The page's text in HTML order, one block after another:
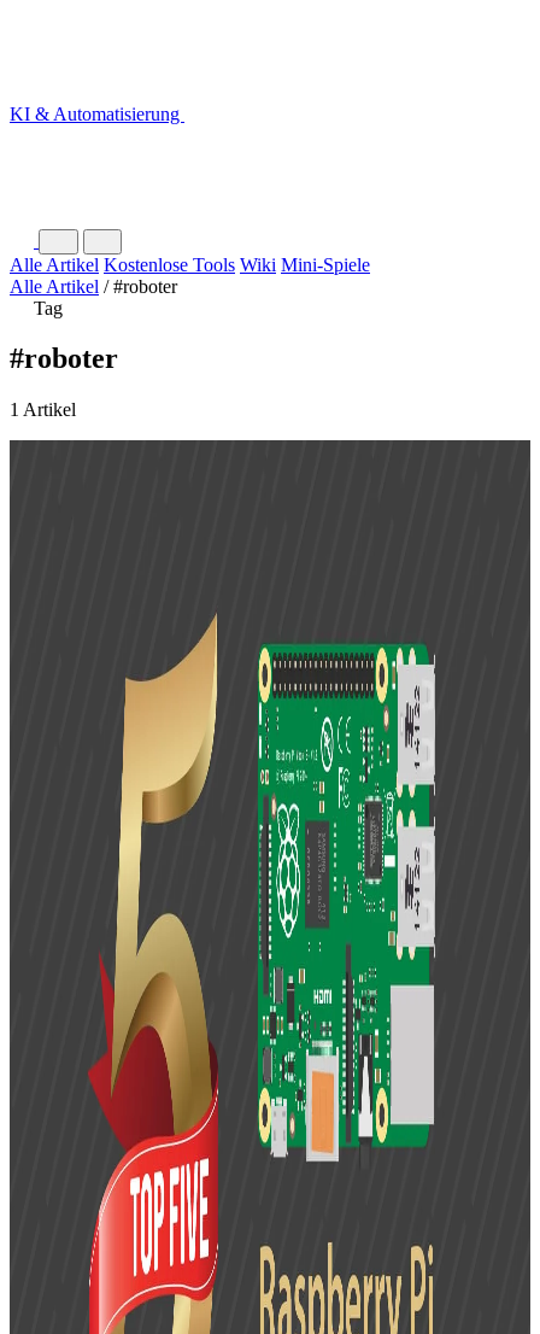
KI & Automatisierung
Alle Artikel Kostenlose Tools Wiki Mini-Spiele
Alle Artikel / #roboter
Tag
#roboter
1 Artikel